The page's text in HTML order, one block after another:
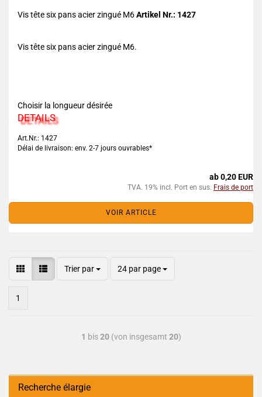
Vis tête six pans acier zingué M6Artikel Nr.: 1427
Vis tête six pans acier zingué M6.
Choisir la longueur désirée
DETAILS
Art.Nr.: 1427
Délai de livraison: env. 2-7 jours ouvrables*
ab 0,20 EUR
TVA. 19% incl. Port en sus. Frais de port
VOIR ARTICLE
Trier par 24 par page
1
1 bis20(von insgesamt 20)
Recherche élargie